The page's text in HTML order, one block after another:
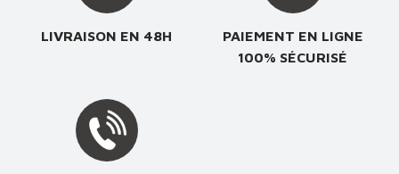
LIVRAISON EN 48H
PAIEMENT EN LIGNE
100% SÉCURISÉ